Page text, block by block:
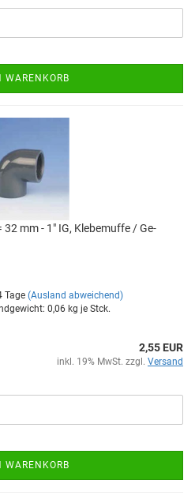
WARENKORB
32 mm - 1" IG, Kle­be­muf­fe / Ge­
Tage (Ausland abweichend)
0,06 kg je Stck.
2,55 EUR
inkl. 19% MwSt. zzgl. Versand
WARENKORB